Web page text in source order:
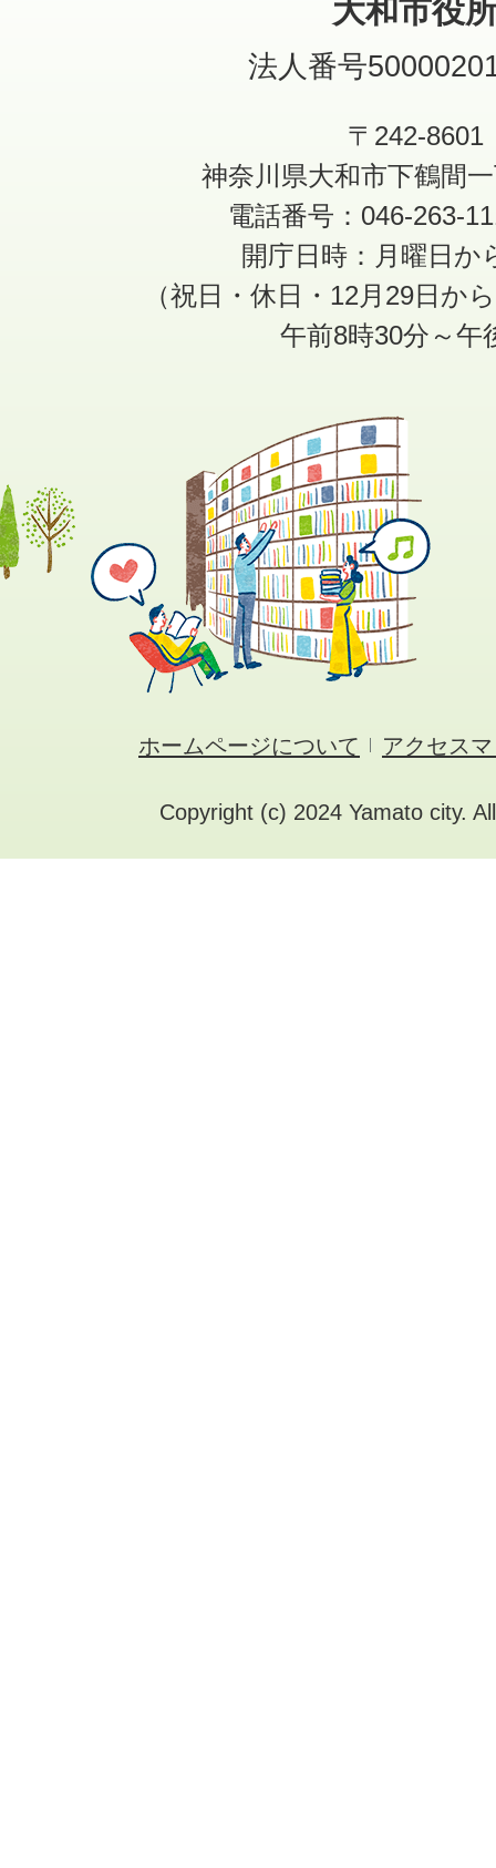
大和市役
法人番号
〒242-8601
神奈川県大和市下鶴間
電話番号：046-263-
開庁日時：月曜日か
（祝日・休日・12月29日か
午前8時30分～午
ホームページについて アクセス
Copyright (c) 2024 Yamato city.